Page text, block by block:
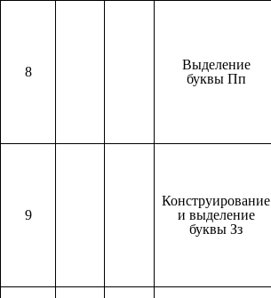
8
Выделение
буквы Пп
9
Конструирование
и выделение
буквы Зз